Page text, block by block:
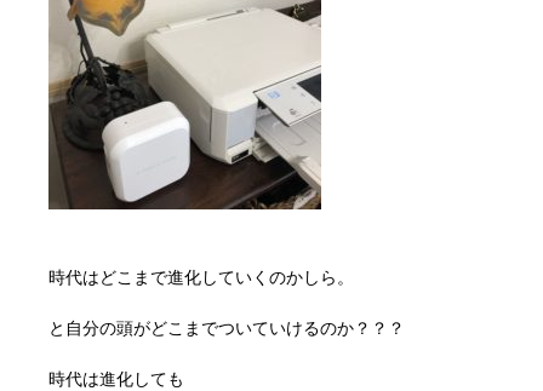
時代はどこまで進化していくのかしら。
と自分の頭がどこまでついていけるのか？？？
時代は進化しても